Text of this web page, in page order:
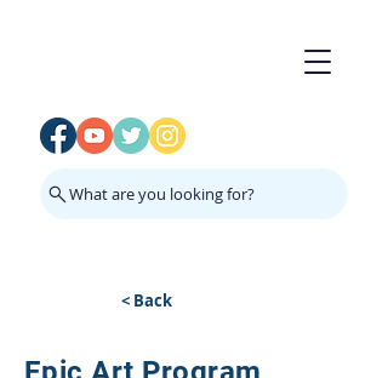
What are you looking for?
< Back